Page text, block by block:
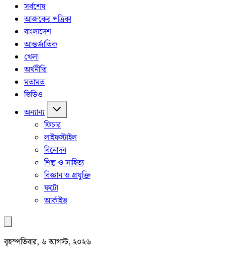
সর্বশেষ
আজকের পত্রিকা
বাংলাদেশ
আন্তর্জাতিক
খেলা
অর্থনীতি
মতামত
ভিডিও
অন্যান্য
ফিচার
লাইফস্টাইল
বিনোদন
শিল্প ও সাহিত্য
বিজ্ঞান ও প্রযুক্তি
ফটো
আর্কাইভ
বৃহস্পতিবার, ৬ আগস্ট, ২০২৬